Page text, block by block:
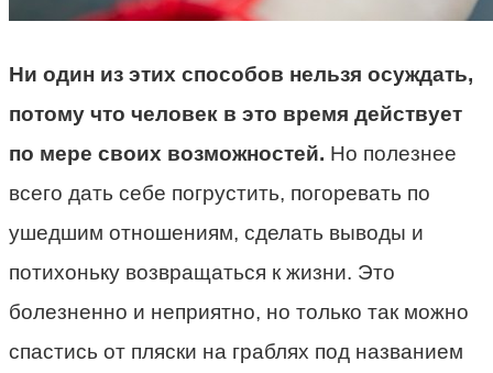
Ни один из этих способов нельзя осуждать,
потому что человек в это время действует
по мере своих возможностей. Но полезнее
всего дать себе погрустить, погоревать по
ушедшим отношениям, сделать выводы и
потихоньку возвращаться к жизни. Это
болезненно и неприятно, но только так можно
спастись от пляски на граблях под названием